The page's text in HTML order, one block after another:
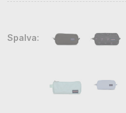
Spalva: